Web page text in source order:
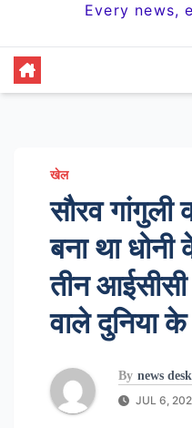
Every news,
खेल
सौरव
बना था धोनी
तीन
वाले दुनिया
By news
JUL 6,